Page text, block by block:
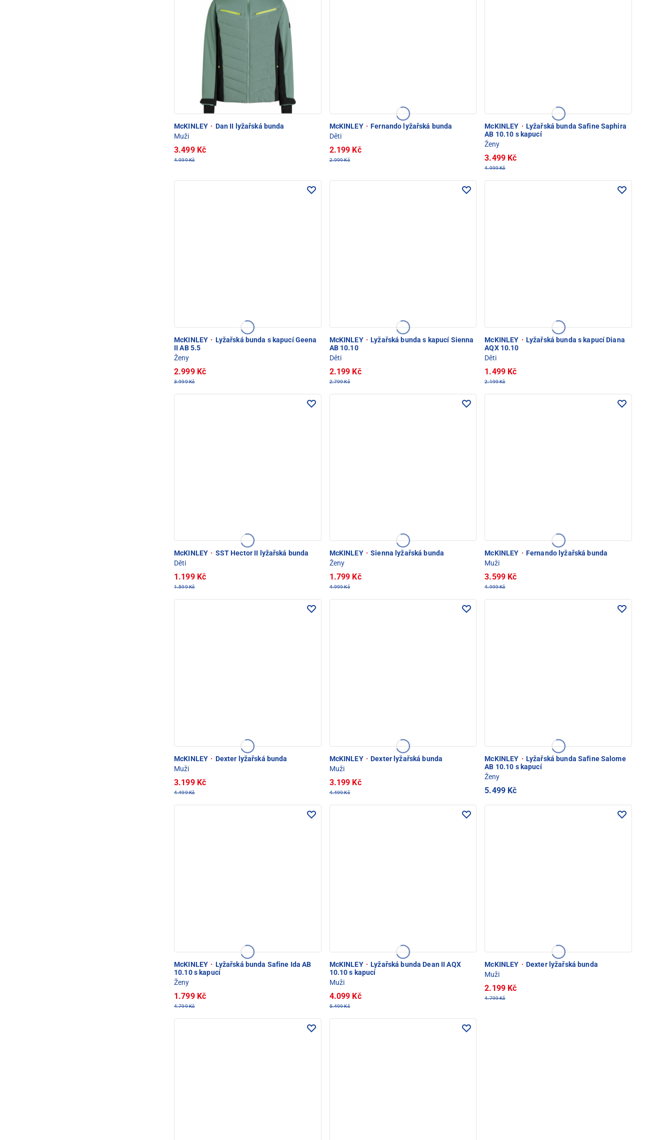
McKINLEY · Dan II lyžařská bunda
Muži
3.499 Kč
4.999 Kč
McKINLEY · Fernando lyžařská bunda
Děti
2.199 Kč
2.999 Kč
McKINLEY · Lyžařská bunda Safine Saphira
AB 10.10 s kapucí
Ženy
3.499 Kč
4.999 Kč
McKINLEY · Lyžařská bunda s kapucí Geena
II AB 5.5
Ženy
2.999 Kč
3.999 Kč
McKINLEY · Lyžařská bunda s kapucí Sienna
AB 10.10
Děti
2.199 Kč
2.799 Kč
McKINLEY · Lyžařská bunda s kapucí Diana
AQX 10.10
Děti
1.499 Kč
2.199 Kč
McKINLEY · SST Hector II lyžařská bunda
Děti
1.199 Kč
1.599 Kč
McKINLEY · Sienna lyžařská bunda
Ženy
1.799 Kč
4.999 Kč
McKINLEY · Fernando lyžařská bunda
Muži
3.599 Kč
4.999 Kč
McKINLEY · Dexter lyžařská bunda
Muži
3.199 Kč
4.499 Kč
McKINLEY · Dexter lyžařská bunda
Muži
3.199 Kč
4.499 Kč
McKINLEY · Lyžařská bunda Safine Salome
AB 10.10 s kapucí
Ženy
5.499 Kč
McKINLEY · Lyžařská bunda Safine Ida AB
10.10 s kapucí
Ženy
1.799 Kč
4.799 Kč
McKINLEY · Lyžařská bunda Dean II AQX
10.10 s kapucí
Muži
4.099 Kč
5.499 Kč
McKINLEY · Dexter lyžařská bunda
Muži
2.199 Kč
4.799 Kč